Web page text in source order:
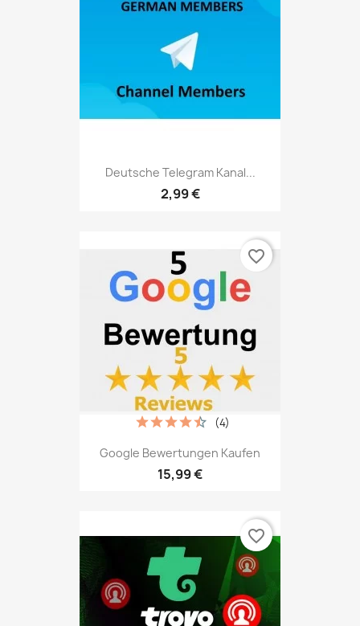
Deutsche Telegram Kanal...
2,99 €
Google Bewertungen Kaufen
15,99 €
(4)
favorite_border
favorite_border